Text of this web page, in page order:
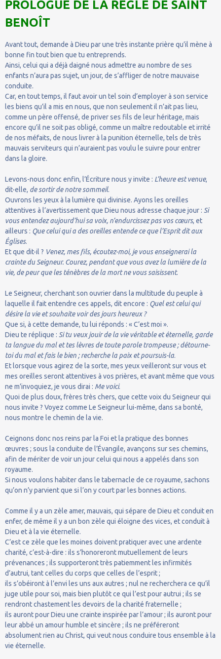
PROLOGUE DE LA RÈGLE DE SAINT
BENOÎT
Avant tout, demande à Dieu par une très instante prière qu’il mène à
bonne fin tout bien que tu entreprends.
Ainsi, celui qui a déjà daigné nous admettre au nombre de ses
enfants n’aura pas sujet, un jour, de s’affliger de notre mauvaise
conduite.
Car, en tout temps, il faut avoir un tel soin d’employer à son service
les biens qu’il a mis en nous, que non seulement il n’ait pas lieu,
comme un père offensé, de priver ses fils de leur héritage, mais
encore qu’il ne soit pas obligé, comme un maître redoutable et irrité
de nos méfaits, de nous livrer à la punition éternelle, tels de très
mauvais serviteurs qui n’auraient pas voulu le suivre pour entrer
dans la gloire.
Levons-nous donc enfin, l’Écriture nous y invite : L’heure est venue,
dit-elle, de sortir de notre sommeil.
Ouvrons les yeux à la lumière qui divinise. Ayons les oreilles
attentives à l’avertissement que Dieu nous adresse chaque jour : Si
vous entendez aujourd’hui sa voix, n’endurcissez pas vos cœurs, et
ailleurs : Que celui qui a des oreilles entende ce que l’Esprit dit aux
Églises.
Et que dit-il ? Venez, mes fils, écoutez-moi, je vous enseignerai la
crainte du Seigneur. Courez, pendant que vous avez la lumière de la
vie, de peur que les ténèbres de la mort ne vous saisissent.
Le Seigneur, cherchant son ouvrier dans la multitude du peuple à
laquelle il fait entendre ces appels, dit encore : Quel est celui qui
désire la vie et souhaite voir des jours heureux ?
Que si, à cette demande, tu lui réponds : « C’est moi ».
Dieu te réplique : Si tu veux jouir de la vie véritable et éternelle, garde
ta langue du mal et tes lèvres de toute parole trompeuse ; détourne-
toi du mal et fais le bien ; recherche la paix et poursuis-la.
Et lorsque vous agirez de la sorte, mes yeux veilleront sur vous et
mes oreilles seront attentives à vos prières, et avant même que vous
ne m’invoquiez, je vous dirai : Me voici.
Quoi de plus doux, frères très chers, que cette voix du Seigneur qui
nous invite ? Voyez comme Le Seigneur lui-même, dans sa bonté,
nous montre le chemin de la vie.
Ceignons donc nos reins par la Foi et la pratique des bonnes
œuvres ; sous la conduite de l’Évangile, avançons sur ses chemins,
afin de mériter de voir un jour celui qui nous a appelés dans son
royaume.
Si nous voulons habiter dans le tabernacle de ce royaume, sachons
qu’on n’y parvient que si l’on y court par les bonnes actions.
Comme il y a un zèle amer, mauvais, qui sépare de Dieu et conduit en
enfer, de même il y a un bon zèle qui éloigne des vices, et conduit à
Dieu et à la vie éternelle.
C’est ce zèle que les moines doivent pratiquer avec une ardente
charité, c’est-à-dire : ils s’honoreront mutuellement de leurs
prévenances ; ils supporteront très patiemment les infirmités
d’autrui, tant celles du corps que celles de l’esprit ;
ils s’obéiront à l’envi les uns aux autres ; nul ne recherchera ce qu’il
juge utile pour soi, mais bien plutôt ce qui l’est pour autrui ; ils se
rendront chastement les devoirs de la charité fraternelle ;
ils auront pour Dieu une crainte inspirée par l’amour ; ils auront pour
leur abbé un amour humble et sincère ; ils ne préféreront
absolument rien au Christ, qui veut nous conduire tous ensemble à la
vie éternelle.